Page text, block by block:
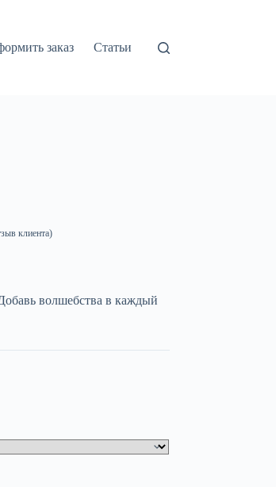
заказ Статьи
клиента)
волшебства в каждый